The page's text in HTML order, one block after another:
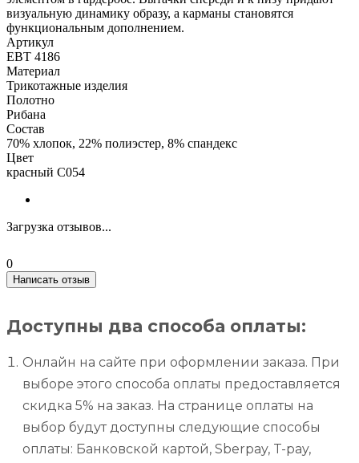
визуальную динамику образу, а карманы становятся
функциональным дополнением.
Артикул
ЕВТ 4186
Материал
Трикотажные изделия
Полотно
Рибана
Состав
70% хлопок, 22% полиэстер, 8% спандекс
Цвет
красный С054
Загрузка отзывов...
0
Написать отзыв
Доступны два способа оплаты:
Онлайн на сайте при оформлении заказа. При
выборе этого способа оплаты предоставляется
скидка 5% на заказ. На странице оплаты на
выбор будут доступны следующие способы
оплаты: Банковской картой, Sberpay, T-pay,